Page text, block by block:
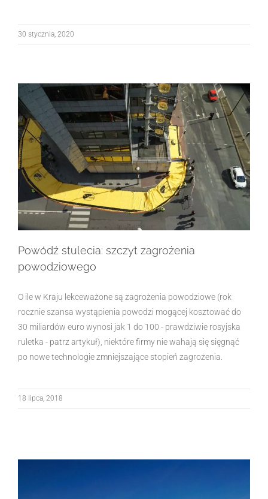
30 stycznia, 2020
Powódź stulecia: szczyt zagrożenia
powodziowego
O ile w Kraju lekceważone są zagrożenia powodziowe (rok
rocznie szansa wystąpienia powodzi mogącej kosztować do
30 miliardów euro wynosi jak 1 do 100 - prawdziwie rosyjska
ruletka - patrz artykuł), niektóre firmy nie wahają się sięgnąć
po nowe technologie zmniejszające stopień zagrożenia.
18 lipca, 2018